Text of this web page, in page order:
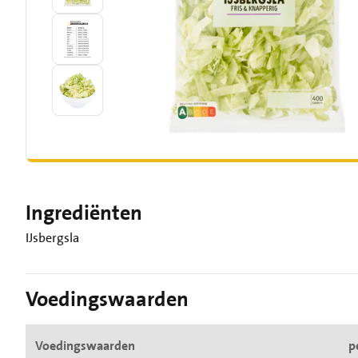
Ingrediënten
IJsbergsla
Voedingswaarden
Voedingswaarden